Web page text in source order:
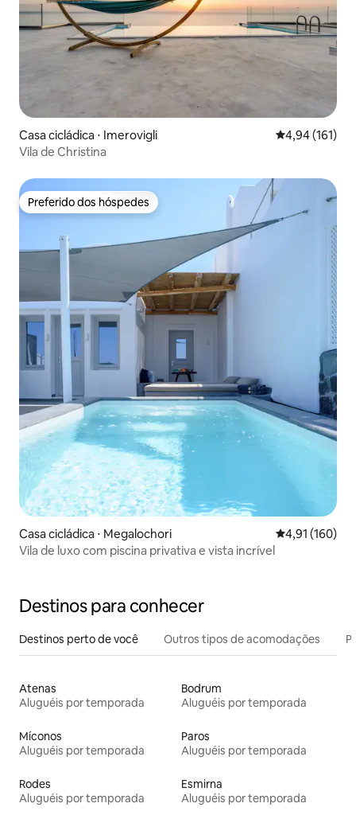
Casa cicládica ⋅ Imerovigli 4,94 de uma
4,94 (161)
Vila de Christina
Preferido dos hóspedes
Preferido dos hóspedes
Casa cicládica ⋅ Megalochori 4,91 de uma
4,91 (160)
Vila de luxo com piscina privativa e vista incrível
Destinos para conhecer
Destinos perto de você Outros tipos de acomodações
Atenas
Aluguéis por temporada
Bodrum
Aluguéis por temporada
Míconos
Aluguéis por temporada
Paros
Aluguéis por temporada
Rodes
Aluguéis por temporada
Esmirna
Aluguéis por temporada